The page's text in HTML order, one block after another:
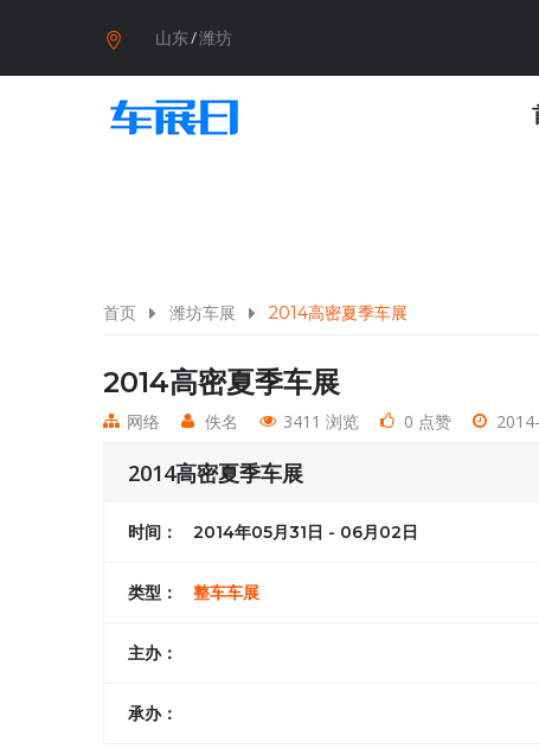
山东/潍坊
首页 潍坊车展 2014高密夏季车展
2014高密夏季车展
网络 佚名 3411 浏览 0 点赞
2014高密夏季车展
时间： 2014年05月31日 - 06月02日
类型： 整车车展
主办：
承办：